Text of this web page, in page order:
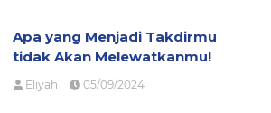
Apa yang Menjadi Takdirmu
tidak Akan Melewatkanmu!
Eliyah 05/09/2024